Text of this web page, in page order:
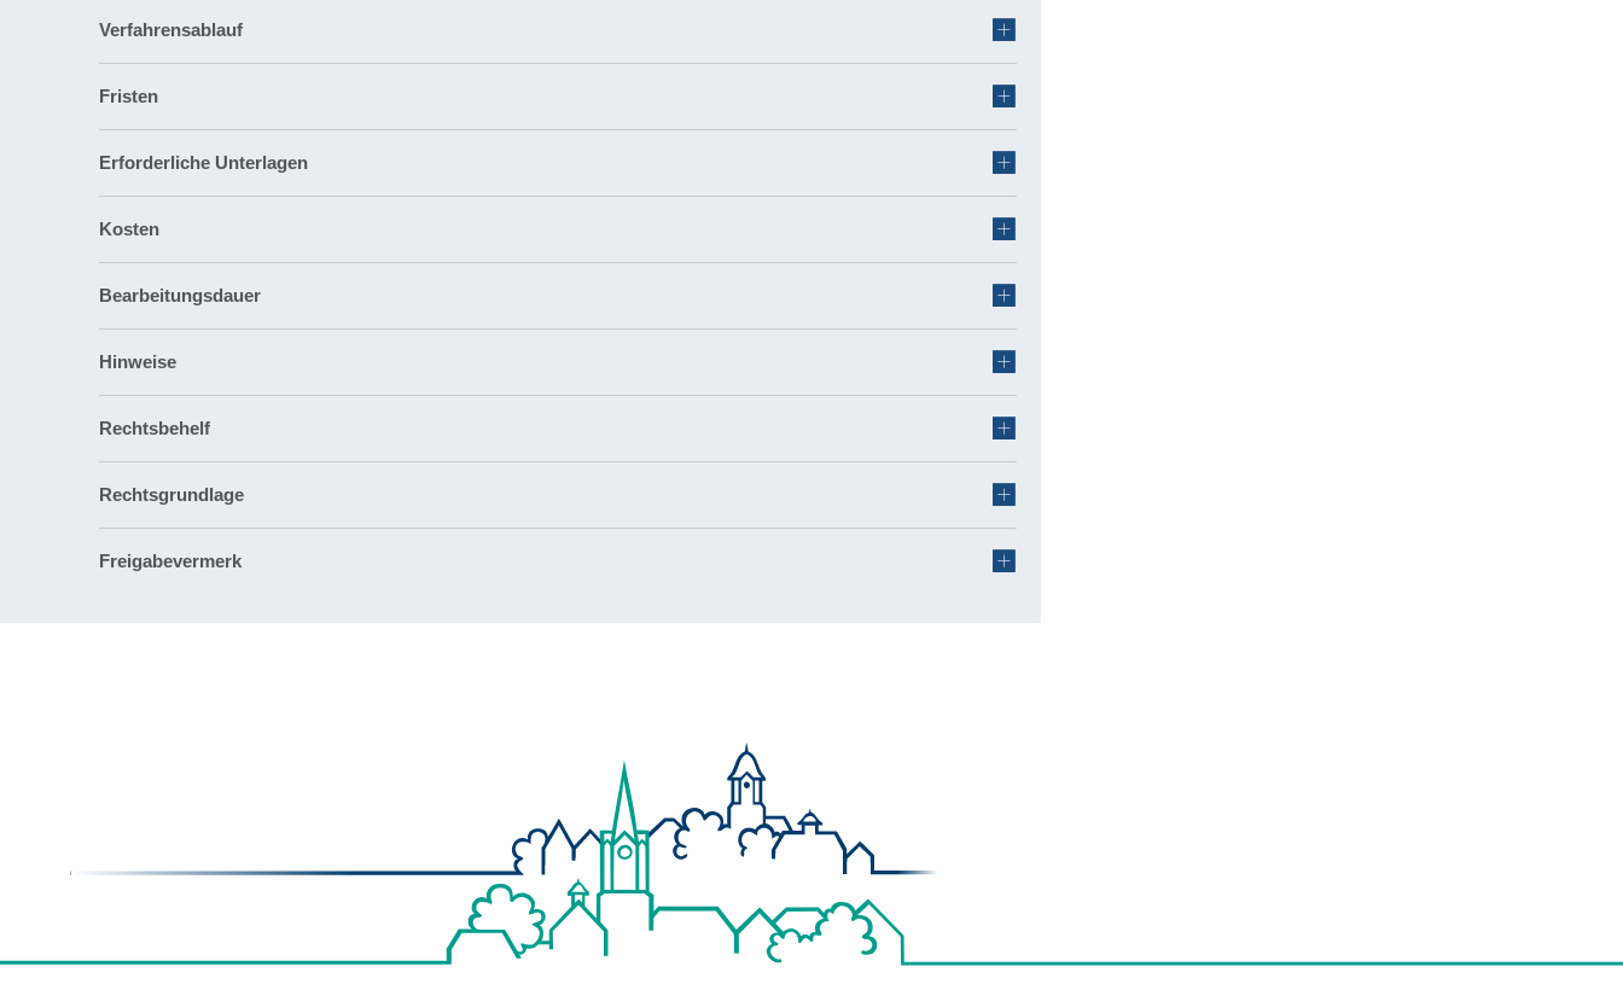
Verfahrensablauf
Fristen
Erforderliche Unterlagen
Kosten
Bearbeitungsdauer
Hinweise
Rechtsbehelf
Rechtsgrundlage
Freigabevermerk